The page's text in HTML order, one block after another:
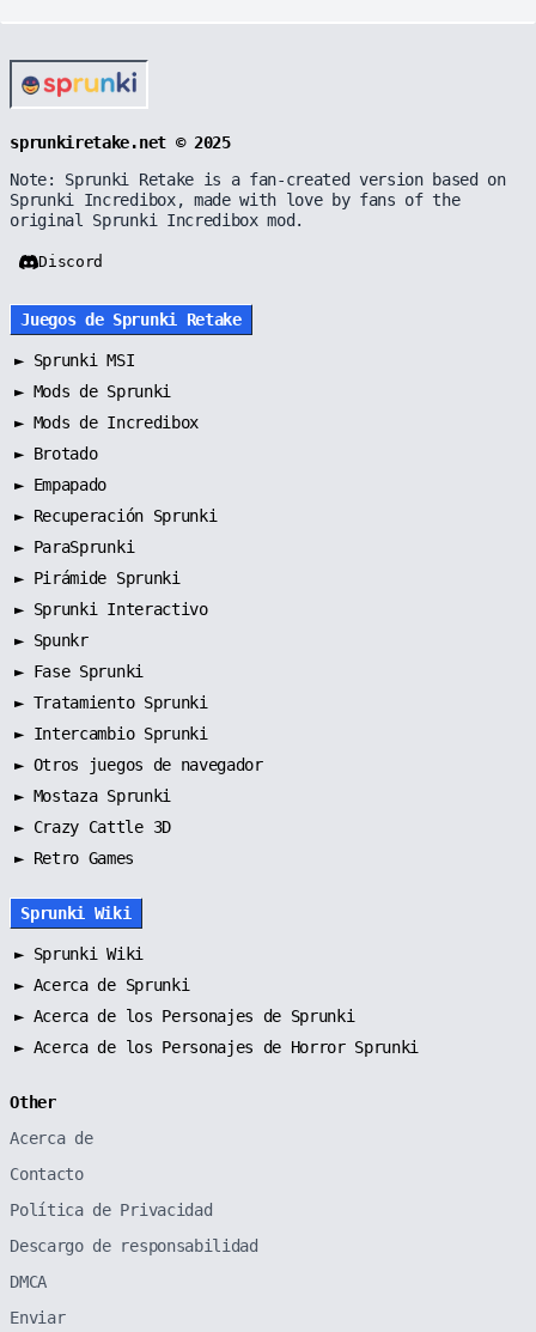
sprunkiretake.net © 2025
Note: Sprunki Retake is a fan-created version based on
Sprunki Incredibox, made with love by fans of the
original Sprunki Incredibox mod.
Discord
Juegos de Sprunki Retake
► Sprunki MSI
► Mods de Sprunki
► Mods de Incredibox
► Brotado
► Empapado
► Recuperación Sprunki
► ParaSprunki
► Pirámide Sprunki
► Sprunki Interactivo
► Spunkr
► Fase Sprunki
► Tratamiento Sprunki
► Intercambio Sprunki
► Otros juegos de navegador
► Mostaza Sprunki
► Crazy Cattle 3D
► Retro Games
Sprunki Wiki
► Sprunki Wiki
► Acerca de Sprunki
► Acerca de los Personajes de Sprunki
► Acerca de los Personajes de Horror Sprunki
Other
Acerca de
Contacto
Política de Privacidad
Descargo de responsabilidad
DMCA
Enviar